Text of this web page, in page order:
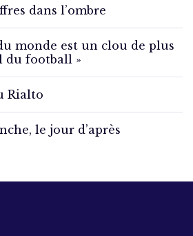
dans l’ombre
monde est un clou de plus
du football »
Rialto
le jour d’après